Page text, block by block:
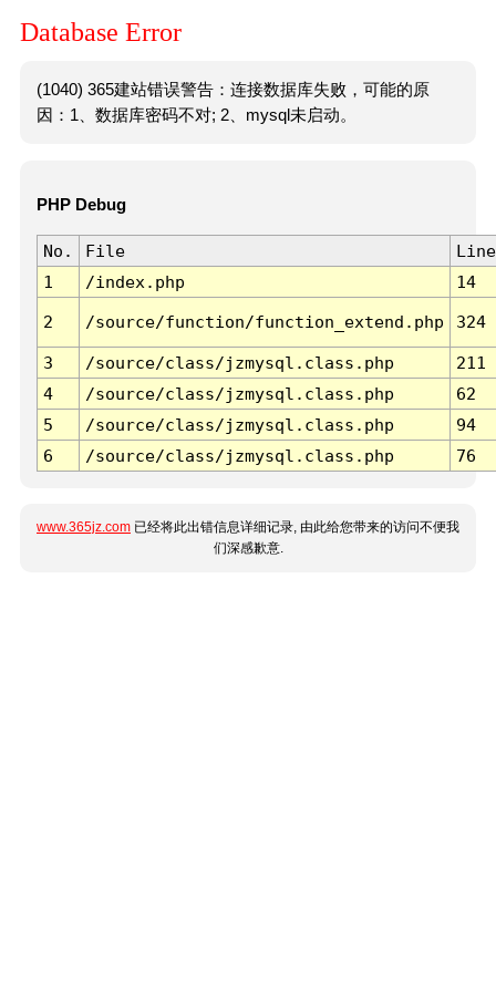
Database Error
(1040) 365建站错误警告：连接数据库失败，可能的原
因：1、数据库密码不对; 2、mysql未启动。
PHP Debug
No. File
Line
1
/index.php 14
2 /source/function/function_extend.php 324
3 /source/class/jzmysql.class.php
211
4
/source/class/jzmysql.class.php
62
5
/source/class/jzmysql.class.php
94
6
/source/class/jzmysql.class.php 76
www.365jz.com 已经将此出错信息详细记录, 由此给您带来的访问不便我
们深感歉意.